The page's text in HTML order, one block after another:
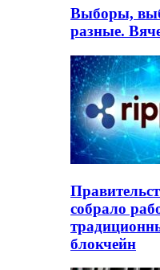
Выборы,
разные.
собрало
блокчейн